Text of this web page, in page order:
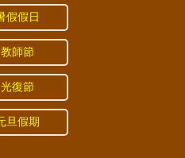
假假日
教師節
光復節
旦假期